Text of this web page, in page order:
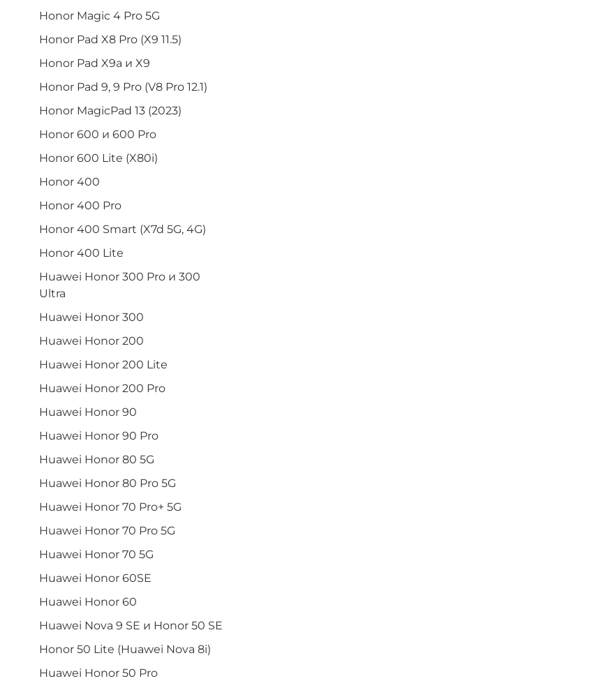
Honor Magic 4 Pro 5G
Honor Pad X8 Pro (X9 11.5)
Honor Pad X9a и X9
Honor Pad 9, 9 Pro (V8 Pro 12.1)
Honor MagicPad 13 (2023)
Honor 600 и 600 Pro
Honor 600 Lite (X80i)
Honor 400
Honor 400 Pro
Honor 400 Smart (X7d 5G, 4G)
Honor 400 Lite
Huawei Honor 300 Pro и 300
Ultra
Huawei Honor 300
Huawei Honor 200
Huawei Honor 200 Lite
Huawei Honor 200 Pro
Huawei Honor 90
Huawei Honor 90 Pro
Huawei Honor 80 5G
Huawei Honor 80 Pro 5G
Huawei Honor 70 Pro+ 5G
Huawei Honor 70 Pro 5G
Huawei Honor 70 5G
Huawei Honor 60SE
Huawei Honor 60
Huawei Nova 9 SE и Honor 50 SE
Honor 50 Lite (Huawei Nova 8i)
Huawei Honor 50 Pro